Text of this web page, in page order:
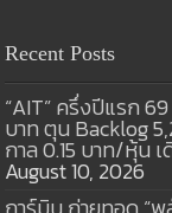
Recent Posts
“AIT” ครึ่งปีแรก
บาท ตุน Backlog
กาล 0.15 บาท/หุ้น
August 10, 2026